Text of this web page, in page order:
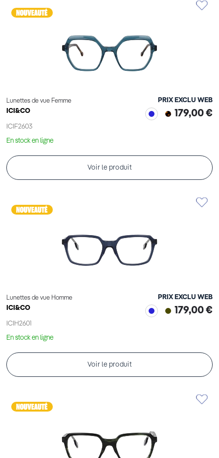
Lunettes de vue Femme
ICI&CO
ICIF2603
PRIX EXCLU WEB
179,00 €
En stock en ligne
Voir le produit
Lunettes de vue Homme
ICI&CO
ICIH2601
PRIX EXCLU WEB
179,00 €
En stock en ligne
Voir le produit